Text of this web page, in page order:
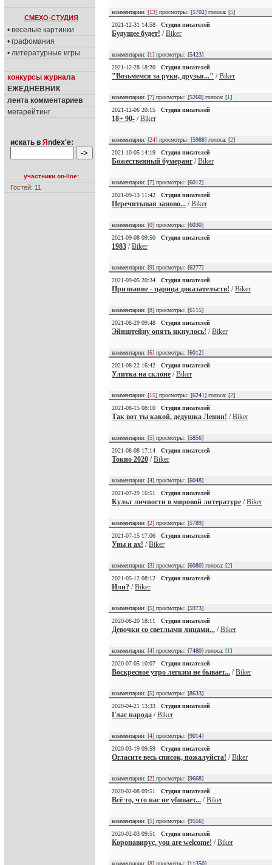
СМЕХО-СТУДИЯ
• веселые картинки
• графомания
• литературные игры
конкурсы журнала
ЕЖЕДНЕВНИК
лента комментариев
мегарейтинг
искать в Я ndex'е:
участники on-line:
Гостей: 11
комментарии: [13] просмотры: [5702] голоса: [5]
2021-12-31 14:58
Студия писателей
Будущее будет! /Biker
комментарии: [1] просмотры: [5423]
2021-12-28 18:20
Студия писателей
"Возьмемся за руки, друзья..." /Biker
комментарии: [7] просмотры: [5260] голоса: [1]
2021-12-06 20:15
Студия писателей
18+ 90- /Biker
комментарии: [24] просмотры: [5988] голоса: [2]
2021-10-05 14:19
Студия писателей
Божественный бумеранг/Biker
комментарии: [7] просмотры: [6012]
2021-09-13 11:42
Студия писателей
Перечитывая заново... /Biker
комментарии: [0] просмотры: [6030]
2021-09-08 09:50
Студия писателей
1983 /Biker
комментарии: [9] просмотры: [6277]
2021-09-05 20:34
Студия писателей
Признание - царица доказательств! /Biker
комментарии: [8] просмотры: [6115]
2021-08-29 09:48
Студия писателей
Эйнштейну опять икнулось! /Biker
комментарии: [6] просмотры: [6012]
2021-08-22 16:42
Студия писателей
Улитка на склоне /Biker
комментарии: [15] просмотры: [6241] голоса: [2]
2021-08-15 08:10
Студия писателей
Так вот ты какой, дедушка Ленин! /Biker
комментарии: [5] просмотры: [5856]
2021-08-08 17:14
Студия писателей
Токио 2020 /Biker
комментарии: [4] просмотры: [6048]
2021-07-29 16:51
Студия писателей
Культ личности в мировой литературе /Biker
комментарии: [2] просмотры: [5789]
2021-07-15 17:06
Студия писателей
Увы и ах! /Biker
комментарии: [3] просмотры: [6080] голоса: [2]
2021-05-12 08:12
Студия писателей
Или? /Biker
комментарии: [5] просмотры: [5973]
2020-08-20 18:11
Студия писателей
Девочки со светлыми лицами... /Biker
комментарии: [4] просмотры: [7480] голоса: [1]
2020-07-05 10:07
Студия писателей
Воскресное утро легким не бывает... /Biker
комментарии: [5] просмотры: [8633]
2020-04-21 13:33
Студия писателей
Глас народа /Biker
комментарии: [4] просмотры: [9014]
2020-03-19 09:59
Студия писателей
Огласите весь список, пожалуйста! /Biker
комментарии: [2] просмотры: [9668]
2020-02-08 09:51
Студия писателей
Всё то, что нас не убивает... /Biker
комментарии: [5] просмотры: [9556]
2020-02-03 09:51
Студия писателей
Коронавирус, you are welcome! /Biker
комментарии: [8] просмотры: [11350]